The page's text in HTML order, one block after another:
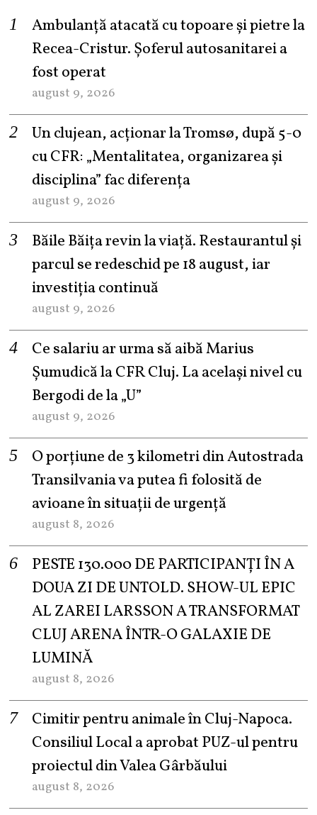
Ambulanță atacată cu topoare și pietre la
Recea-Cristur. Șoferul autosanitarei a
fost operat
august 9, 2026
Un clujean, acționar la Tromsø, după 5-0
cu CFR: „Mentalitatea, organizarea și
disciplina” fac diferența
august 9, 2026
Băile Băița revin la viață. Restaurantul și
parcul se redeschid pe 18 august, iar
investiția continuă
august 9, 2026
Ce salariu ar urma să aibă Marius
Șumudică la CFR Cluj. La același nivel cu
Bergodi de la „U”
august 9, 2026
O porțiune de 3 kilometri din Autostrada
Transilvania va putea fi folosită de
avioane în situații de urgență
august 8, 2026
PESTE 130.000 DE PARTICIPANȚI ÎN A
DOUA ZI DE UNTOLD. SHOW-UL EPIC
AL ZAREI LARSSON A TRANSFORMAT
CLUJ ARENA ÎNTR-O GALAXIE DE
LUMINĂ
august 8, 2026
Cimitir pentru animale în Cluj-Napoca.
Consiliul Local a aprobat PUZ-ul pentru
proiectul din Valea Gârbăului
august 8, 2026